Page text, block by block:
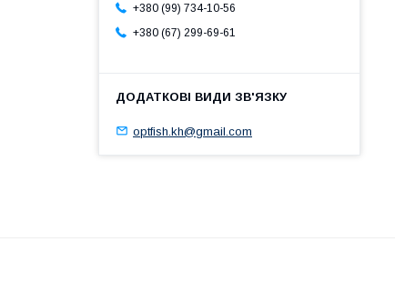
+380 (99) 734-10-56
+380 (67) 299-69-61
optfish.kh@gmail.com